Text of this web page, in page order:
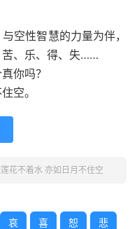
性智慧的力量为伴，
苦、乐、得、失……
你吗？
空。
花不着水 亦如日月不住空
哀 喜 恕 悲